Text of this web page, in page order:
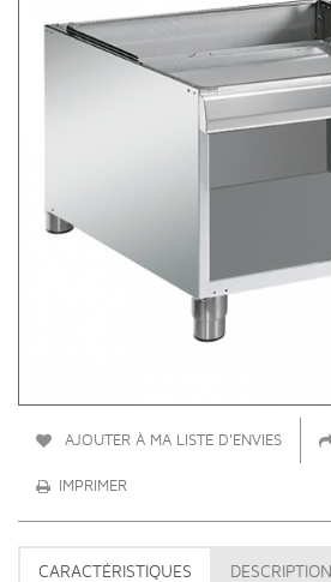
AJOUTER À MA LISTE D'ENVIES
IMPRIMER
CARACTÉRISTIQUES DESCRIPTION